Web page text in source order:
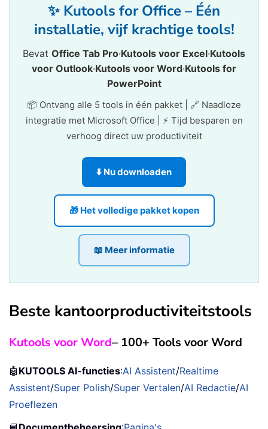
✨ Kutools for Office – Één
installatie, vijf krachtige tools!
Bevat Office Tab Pro·Kutools voor Excel·Kutools
voor Outlook·Kutools voor Word·Kutools for
PowerPoint
📦 Ontvang alle 5 tools in één pakket | 🔗 Naadloze
integratie met Microsoft Office | ⚡ Tijd besparen en
verhoog direct uw productiviteit
⬇️ Nu downloaden
🎁 Het volledige pakket kopen
📖 Meer informatie
Beste kantoorproductiviteitstools
Kutools voor Word– 100+ Tools voor Word
🤖 KUTOOLS AI-functies:AI Assistent/Realtime
Assistent/Super Polish/Super Vertalen/AI Redactie/AI
Proeflezen